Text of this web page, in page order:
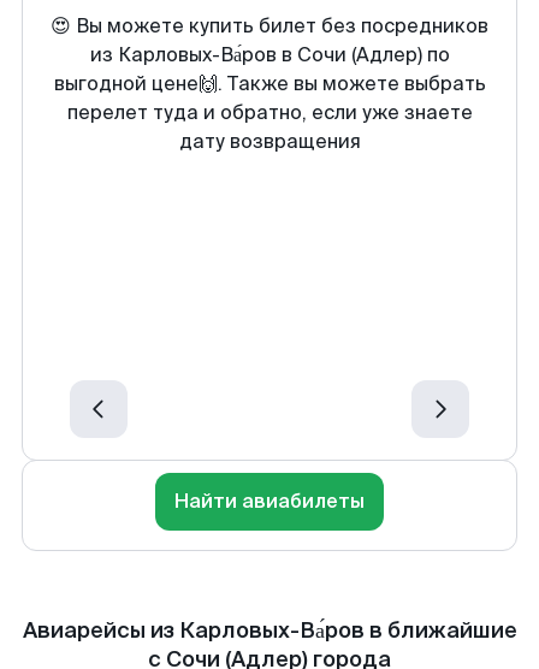
😍 Вы можете купить билет без посредников
из Карловых-Ва́ров в Сочи (Адлер) по
выгодной цене🙌. Также вы можете выбрать
перелет туда и обратно, если уже знаете
дату возвращения
Найти авиабилеты
Авиарейсы из Карловых-Ва́ров в ближайшие
с Сочи (Адлер) города